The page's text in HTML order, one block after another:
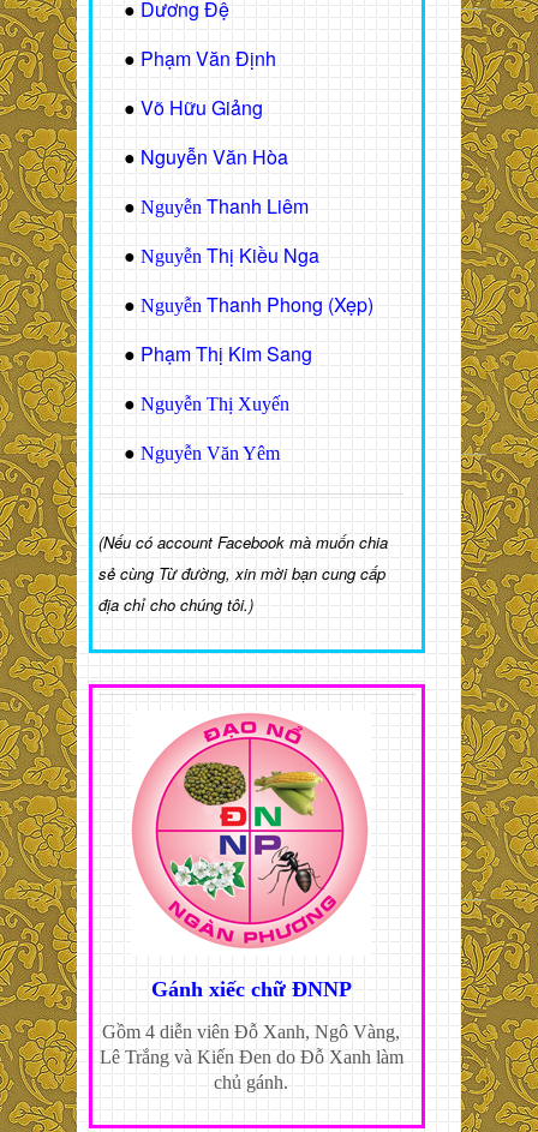
● Dương Đệ
● Phạm Văn Định
● Võ Hữu Giảng
● Nguyễn Văn Hòa
● Nguyễn Thanh Liêm
● Nguyễn Thị Kiều Nga
● Nguyễn Thanh Phong (Xẹp)
● Phạm Thị Kim Sang
● Nguyễn Thị Xuyến
● Nguyễn Văn Yêm
(Nếu có account Facebook mà muốn chia
sẻ cùng Từ đường, xin mời bạn cung cấp
địa chỉ cho chúng tôi.)
Gánh xiếc chữ ĐNNP
Gồm 4 diễn viên Đỗ Xanh, Ngô Vàng,
Lê Trắng và Kiến Đen do Đỗ Xanh làm
chủ gánh.